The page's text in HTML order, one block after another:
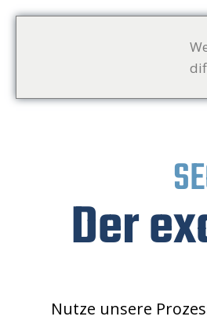
Der
Nutze unsere